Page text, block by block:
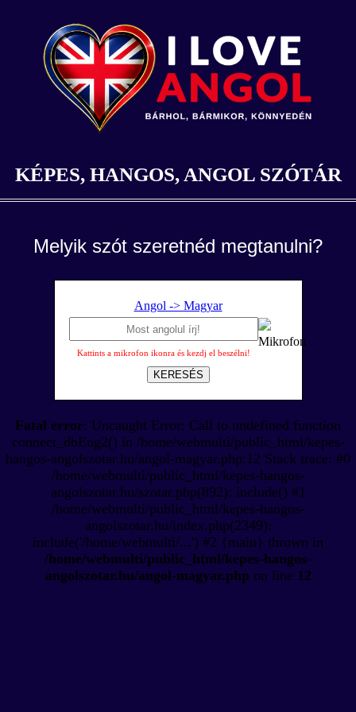
KÉPES, HANGOS, ANGOL SZÓTÁR
Melyik szót szeretnéd megtanulni?
Angol -> Magyar
Kattints a mikrofon ikonra és kezdj el beszélni!
KERESÉS
Fatal error: Uncaught Error: Call to undefined function
connect_dbEng2() in /home/webmulti/public_html/kepes-
hangos-angolszotar.hu/angol-magyar.php:12 Stack trace: #0
/home/webmulti/public_html/kepes-hangos-
angolszotar.hu/szotar.php(892): include() #1
/home/webmulti/public_html/kepes-hangos-
angolszotar.hu/index.php(2349):
include('/home/webmulti/...') #2 {main} thrown in
/home/webmulti/public_html/kepes-hangos-
angolszotar.hu/angol-magyar.php on line 12